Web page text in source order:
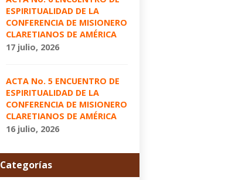
ESPIRITUALIDAD DE LA
CONFERENCIA DE MISIONERO
CLARETIANOS DE AMÉRICA
17 julio, 2026
ACTA No. 5 ENCUENTRO DE
ESPIRITUALIDAD DE LA
CONFERENCIA DE MISIONERO
CLARETIANOS DE AMÉRICA
16 julio, 2026
Categorías